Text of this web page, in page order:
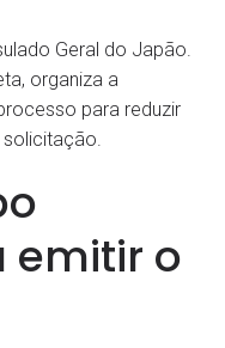
Geral do Japão.
organiza a
para reduzir
solicitação.
emitir o